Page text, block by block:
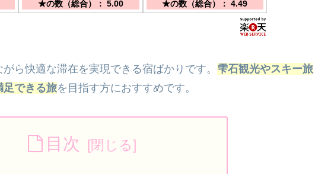
★の数（総合）： 5.00 ★の数（総合）： 4.49
ら快適な滞在を実現できる宿ばかりです。 雫石観光やスキー旅
足できる旅を目指す方におすすめです。
目次